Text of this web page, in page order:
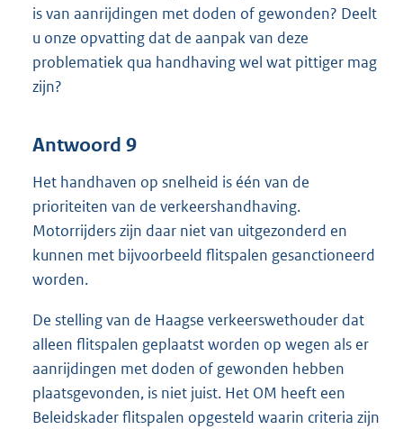
is van aanrijdingen met doden of gewonden? Deelt
u onze opvatting dat de aanpak van deze
problematiek qua handhaving wel wat pittiger mag
zijn?
Antwoord 9
Het handhaven op snelheid is één van de
prioriteiten van de verkeershandhaving.
Motorrijders zijn daar niet van uitgezonderd en
kunnen met bijvoorbeeld flitspalen gesanctioneerd
worden.
De stelling van de Haagse verkeerswethouder dat
alleen flitspalen geplaatst worden op wegen als er
aanrijdingen met doden of gewonden hebben
plaatsgevonden, is niet juist. Het OM heeft een
Beleidskader flitspalen opgesteld waarin criteria zijn